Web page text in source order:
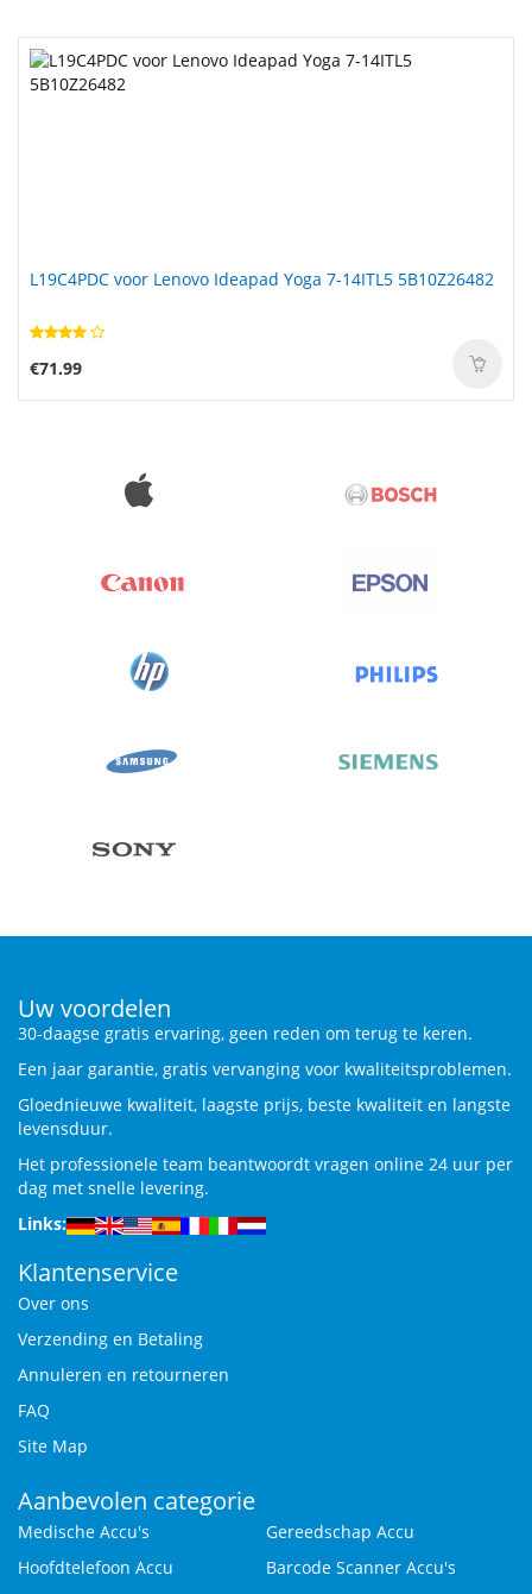
L19C4PDC voor Lenovo Ideapad Yoga 7-14ITL5 5B10Z26482
€71.99
Uw voordelen
30-daagse gratis ervaring, geen reden om terug te keren.
Een jaar garantie, gratis vervanging voor kwaliteitsproblemen.
Gloednieuwe kwaliteit, laagste prijs, beste kwaliteit en langste
levensduur.
Het professionele team beantwoordt vragen online 24 uur per
dag met snelle levering.
Links:
Klantenservice
Over ons
Verzending en Betaling
Annuleren en retourneren
FAQ
Site Map
Aanbevolen categorie
Medische Accu's
Gereedschap Accu
Hoofdtelefoon Accu
Barcode Scanner Accu's